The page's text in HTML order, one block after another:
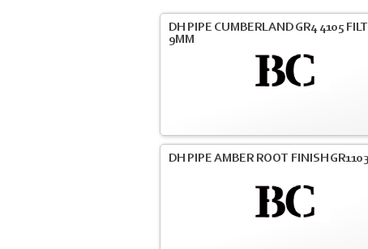
DH PIPE CUMBERLAND GR4 4105
9MM
DH PIPE AMBER ROOT FINISH GR1103